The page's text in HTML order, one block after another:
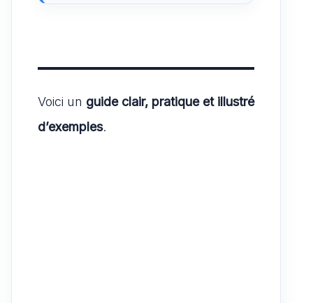
Voici un guide clair, pratique et illustré
d’exemples.